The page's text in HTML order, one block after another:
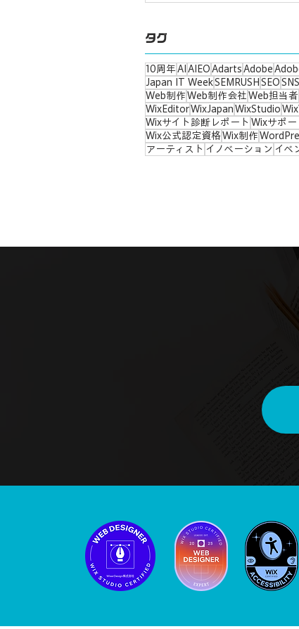
タグ
10周年 AI AIEO Adarts Adobe
Japan IT WeekSEMRUSH SEO SNS
Web制作 Web制作会社 Web担当者
WixEditorWixJapan WixStudio
Wixサイト診断レポート Wixサポ
Wix公式認定資格Wix制作
アーティスト イノベーション イベ